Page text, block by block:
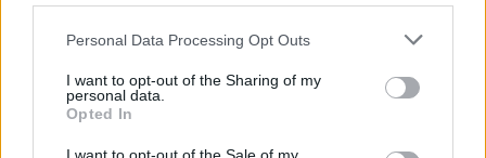
Personal Data Processing Opt Outs
I want to opt-out of the Sharing of my
personal data.
Opted In